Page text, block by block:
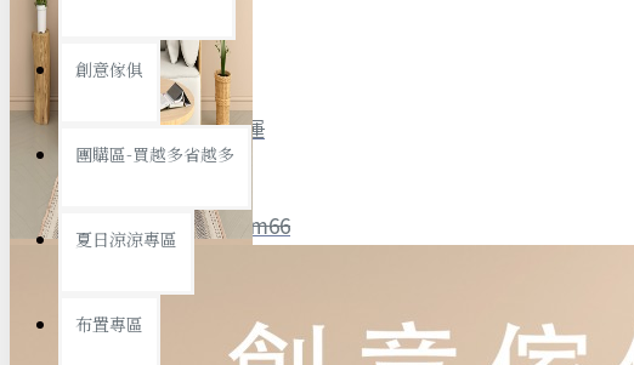
全館限時滿799免運
聯絡我們 ID : @ym66
優惠活動 最新活動
旅行收納
汽機車用品
創意傢俱
團購區-買越多省越多
夏日涼涼專區
布置專區